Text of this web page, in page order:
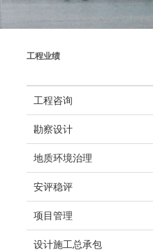
工程业绩
工程咨询
勘察设计
地质环境治理
安评稳评
项目管理
设计施工总承包